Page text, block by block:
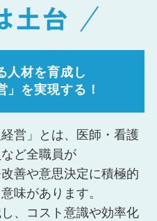
人材を育成し
」を実現する！
営」とは、医師・看護
ど全職員が
善や意思決定に積極的
味があります。
、コスト意識や効率化